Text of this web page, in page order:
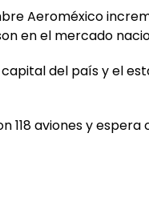
Aeroméxico
en el mercado
del país y el
118 aviones y